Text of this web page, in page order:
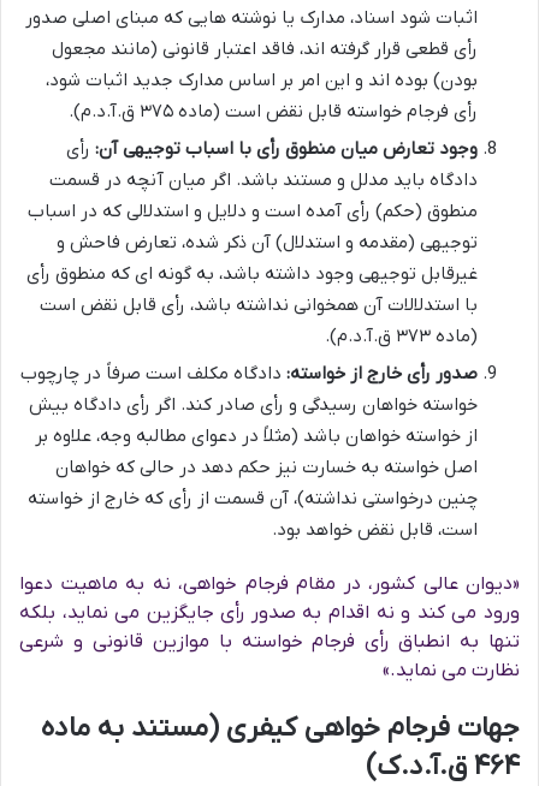
اثبات شود اسناد، مدارک یا نوشته هایی که مبنای اصلی صدور
رأی قطعی قرار گرفته اند، فاقد اعتبار قانونی (مانند مجعول
بودن) بوده اند و این امر بر اساس مدارک جدید اثبات شود،
رأی فرجام خواسته قابل نقض است (ماده ۳۷۵ ق.آ.د.م).
وجود تعارض میان منطوق رأی با اسباب توجیهی آن: رأی
دادگاه باید مدلل و مستند باشد. اگر میان آنچه در قسمت
منطوق (حکم) رأی آمده است و دلایل و استدلالی که در اسباب
توجیهی (مقدمه و استدلال) آن ذکر شده، تعارض فاحش و
غیرقابل توجیهی وجود داشته باشد، به گونه ای که منطوق رأی
با استدلالات آن همخوانی نداشته باشد، رأی قابل نقض است
(ماده ۳۷۳ ق.آ.د.م).
صدور رأی خارج از خواسته: دادگاه مکلف است صرفاً در چارچوب
خواسته خواهان رسیدگی و رأی صادر کند. اگر رأی دادگاه بیش
از خواسته خواهان باشد (مثلاً در دعوای مطالبه وجه، علاوه بر
اصل خواسته به خسارت نیز حکم دهد در حالی که خواهان
چنین درخواستی نداشته)، آن قسمت از رأی که خارج از خواسته
است، قابل نقض خواهد بود.
«دیوان عالی کشور، در مقام فرجام خواهی، نه به ماهیت دعوا
ورود می کند و نه اقدام به صدور رأی جایگزین می نماید، بلکه
تنها به انطباق رأی فرجام خواسته با موازین قانونی و شرعی
نظارت می نماید.»
جهات فرجام خواهی کیفری (مستند به ماده
۴۶۴ ق.آ.د.ک)